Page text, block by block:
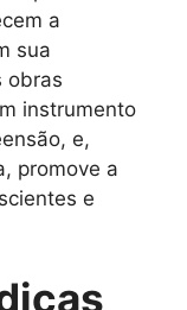
a
sua
obras
instrumento
e,
promove a
e